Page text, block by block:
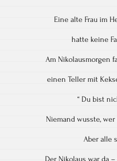
Eine alte Frau im
hatte keine
Am Nikolausmorgen
einen Teller mit
“ Du bist
Niemand wusste,
Aber alle
Der Nikolaus war da